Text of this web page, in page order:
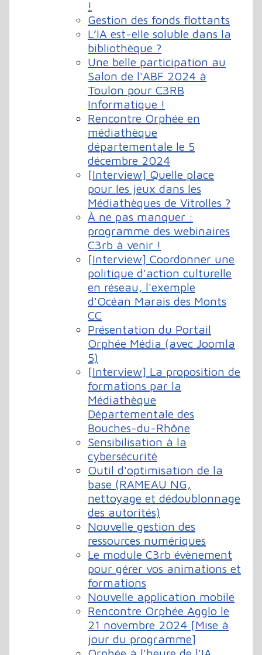
!
Gestion des fonds flottants
L’IA est-elle soluble dans la
bibliothèque ?
Une belle participation au
Salon de l'ABF 2024 à
Toulon pour C3RB
Informatique !
Rencontre Orphée en
médiathèque
départementale le 5
décembre 2024
[Interview] Quelle place
pour les jeux dans les
Médiathèques de Vitrolles ?
À ne pas manquer :
programme des webinaires
C3rb à venir !
[Interview] Coordonner une
politique d'action culturelle
en réseau, l'exemple
d'Océan Marais des Monts
CC
Présentation du Portail
Orphée Média (avec Joomla
5)
[Interview] La proposition de
formations par la
Médiathèque
Départementale des
Bouches-du-Rhône
Sensibilisation à la
cybersécurité
Outil d'optimisation de la
base (RAMEAU NG,
nettoyage et dédoublonnage
des autorités)
Nouvelle gestion des
ressources numériques
Le module C3rb évènement
pour gérer vos animations et
formations
Nouvelle application mobile
Rencontre Orphée Agglo le
21 novembre 2024 [Mise à
jour du programme]